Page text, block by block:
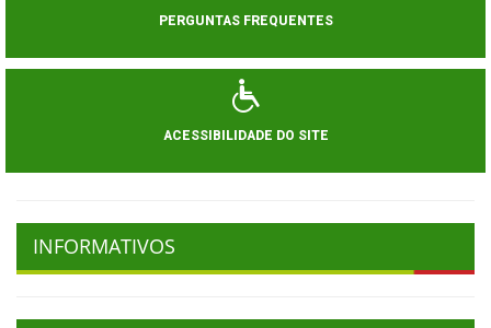
PERGUNTAS FREQUENTES
ACESSIBILIDADE DO SITE
INFORMATIVOS